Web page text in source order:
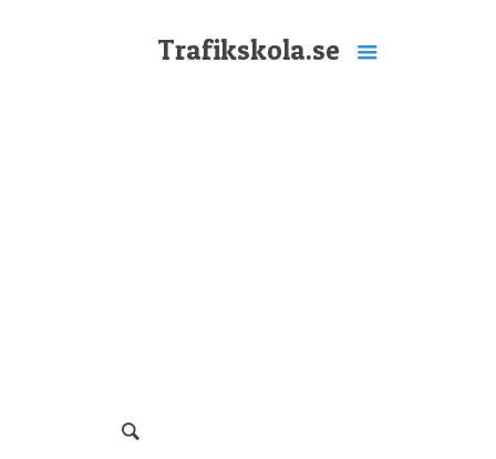
Trafikskola.se